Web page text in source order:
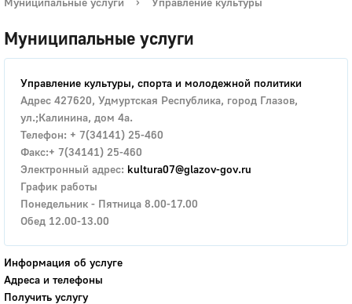
Муниципальные услуги
Управление культуры, спорта и молодежной политики
Адрес 427620, Удмуртская Республика, город Глазов,
ул.;Калинина, дом 4а.
Телефон: + 7(34141) 25-460
Факс:+ 7(34141) 25-460
Электронный адрес: kultura07@glazov-gov.ru
График работы
Понедельник - Пятница 8.00-17.00
Обед 12.00-13.00
Информация об услуге
Адреса и телефоны
Получить услугу